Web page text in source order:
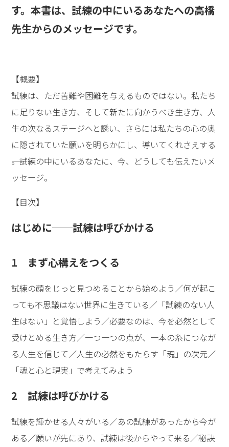
す。本書は、試練の中にいるあなたへの高橋
先生からのメッセージです。
【概要】
試練は、ただ苦難や困難を与えるものではない。私たち
に足りない生き方、そして新たに向かうべき生き方、人
生の次なるステージへと誘い、さらには私たちの心の奥
に隠されていた願いを明らかにし、導いてくれさえする
――。試練の中にいるあなたに、今、どうしても伝えたいメ
ッセージ。
【目次】
はじめに──試練は呼びかける
1 まず心構えをつくる
試練の顔をじっと見つめることから始めよう／何が起こ
っても不思議はない世界に生きている／「試練のない人
生はない」と覚悟しよう／必要なのは、今を必然として
受けとめる生き方／一つ一つの点が、一本の糸につなが
る人生を信じて／人生の必然をもたらす「魂」の次元／
「魂と心と現実」で考えてみよう
2 試練は呼びかける
試練を輝かせる人々がいる／あの試練があったから今が
ある／願いが先にあり、試練は後からやって来る／秘訣